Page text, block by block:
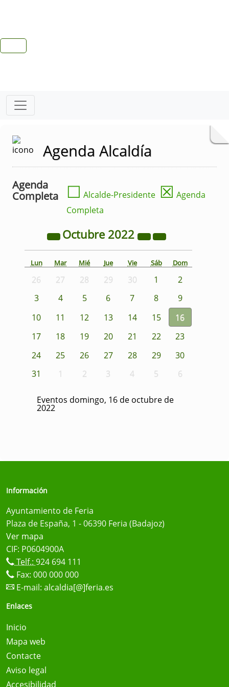
Agenda Alcaldía
Agenda
Completa
☐ Alcalde-Presidente ☒ Agenda
Completa
Octubre 2022
Lun Mar Mié Jue Vie Sáb Dom
26 27 28 29 30 1
2
3
4 5 6 7 8
9
10
11 12 13 14 15
16
17
18 19 20 21 22
23
24
25 26 27 28 29
30
31
1 2 3 4 5 6
Eventos domingo, 16 de octubre de
2022
Información
Ayuntamiento de Feria
Plaza de España, 1 - 06390 Feria (Badajoz)
Ver mapa
CIF: P0604900A
Telf.: 924 694 111
Fax: 000 000 000
E-mail: alcaldia[@]feria.es
Enlaces
Inicio
Mapa web
Contacte
Aviso legal
Accesibilidad